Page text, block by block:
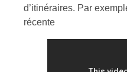
d’itinéraires. Par
récente